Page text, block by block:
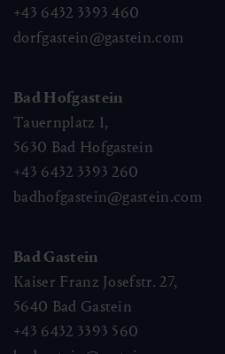
+43 6432 3393 460
dorfgastein@gastein.com
Bad Hofgastein
Tauernplatz 1,
5630 Bad Hofgastein
+43 6432 3393 260
badhofgastein@gastein.com
Bad Gastein
Kaiser Franz Josefstr. 27,
5640 Bad Gastein
+43 6432 3393 560